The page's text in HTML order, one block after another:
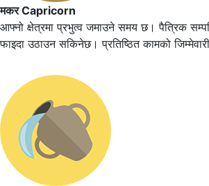
मकर Capricorn
आफ्नो क्षेत्रमा प्रभुत्व जमाउने समय छ। पैत्रिक
फाइदा उठाउन सकिनेछ। प्रतिष्ठित कामको